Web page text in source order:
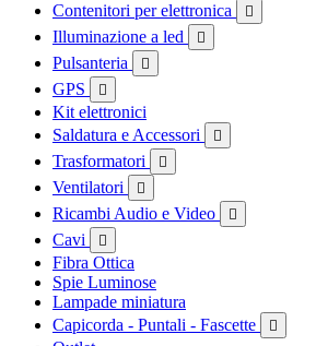
Contenitori per elettronica 
Illuminazione a led 
Pulsanteria 
GPS 
Kit elettronici
Saldatura e Accessori

Trasformatori 
Ventilatori 
Ricambi Audio e Video 
Cavi 
Fibra Ottica
Spie Luminose
Lampade miniatura
Capicorda - Puntali - Fascette
